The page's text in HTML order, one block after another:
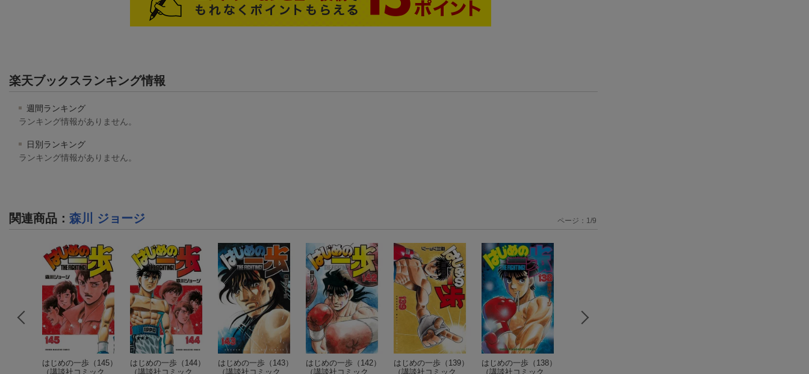
楽天ブックスランキング情報
週間ランキング
ランキング情報がありません。
日別ランキング
ランキング情報がありません。
関連商品 ： 森川 ジョージ
はじめの一歩（145）
（講談社コミック
はじめの一歩（144）
（講談社コミック
はじめの一歩（143）
（講談社コミック
はじめの一歩（142）
（講談社コミック
はじめの一歩（139）
（講談社コミック
はじめの一歩（138）
（講談社コミック
ページ： 1/9